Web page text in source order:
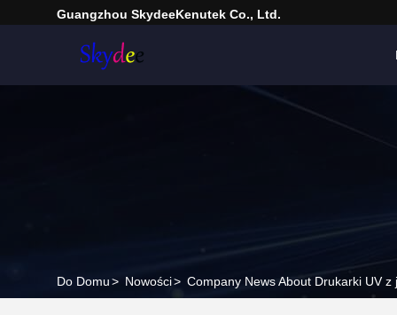
Guangzhou SkydeeKenutek Co., Ltd.
Do Domu> Nowości> Company News About Drukarki UV